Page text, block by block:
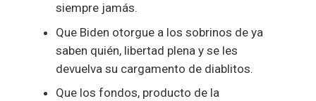
siempre jamás.
Que Biden otorgue a los sobrinos de ya
saben quién, libertad plena y se les
devuelva su cargamento de diablitos.
Que los fondos, producto de la